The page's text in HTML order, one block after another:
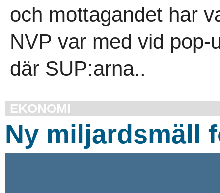
och mottagandet har
NVP var med vid
där SUP:arna..
EKONOMI
Ny miljardsmäll